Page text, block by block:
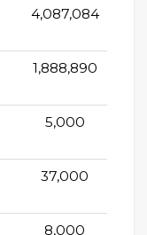
4,087,084
1,888,890
5,000
37,000
8,000